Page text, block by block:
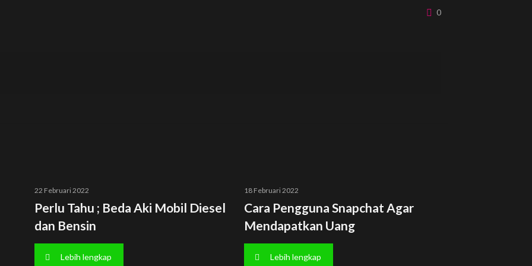
0
22 Februari 2022
Perlu Tahu ; Beda Aki Mobil Diesel
dan Bensin
Lebih lengkap
18 Februari 2022
Cara Pengguna Snapchat Agar
Mendapatkan Uang
Lebih lengkap